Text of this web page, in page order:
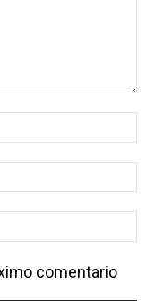
comentario